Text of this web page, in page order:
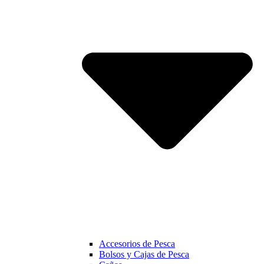
Accesorios de Pesca
Bolsos y Cajas de Pesca